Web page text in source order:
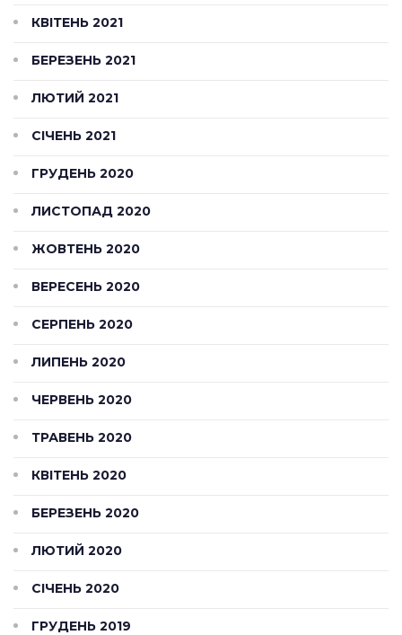
КВІТЕНЬ 2021
БЕРЕЗЕНЬ 2021
ЛЮТИЙ 2021
СІЧЕНЬ 2021
ГРУДЕНЬ 2020
ЛИСТОПАД 2020
ЖОВТЕНЬ 2020
ВЕРЕСЕНЬ 2020
СЕРПЕНЬ 2020
ЛИПЕНЬ 2020
ЧЕРВЕНЬ 2020
ТРАВЕНЬ 2020
КВІТЕНЬ 2020
БЕРЕЗЕНЬ 2020
ЛЮТИЙ 2020
СІЧЕНЬ 2020
ГРУДЕНЬ 2019